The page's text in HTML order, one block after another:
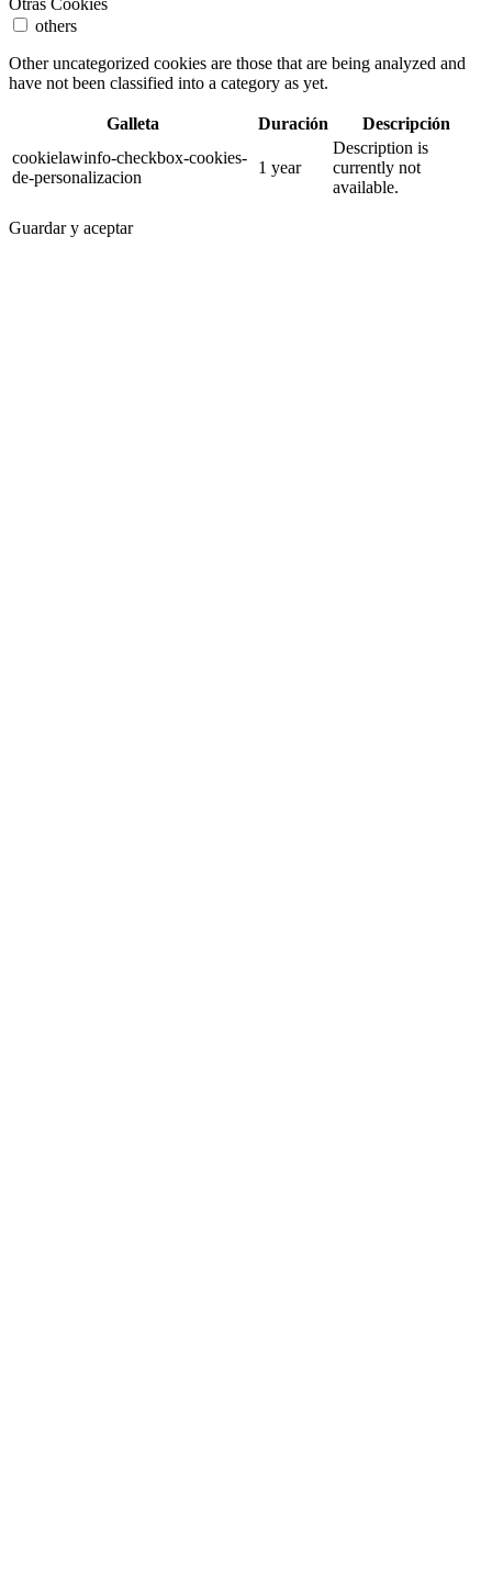
Otras Cookies
others
Other uncategorized cookies are those that are being analyzed and
have not been classified into a category as yet.
Galleta Duración
Descripción
cookielawinfo-checkbox-cookies-
de-personalizacion
1 year
Description is
currently not
available.
Guardar y aceptar